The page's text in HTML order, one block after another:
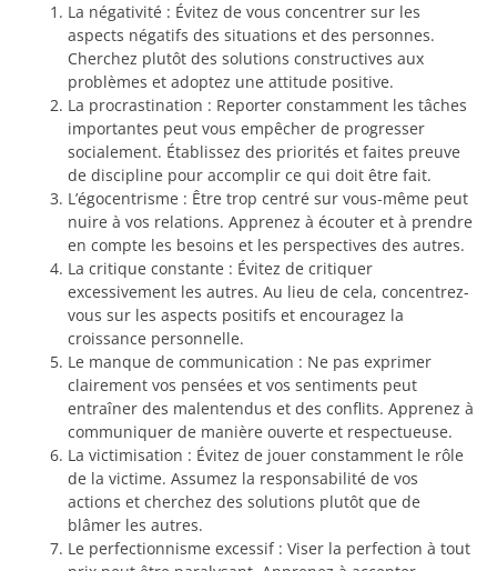
La négativité : Évitez de vous concentrer sur les
aspects négatifs des situations et des personnes.
Cherchez plutôt des solutions constructives aux
problèmes et adoptez une attitude positive.
La procrastination : Reporter constamment les tâches
importantes peut vous empêcher de progresser
socialement. Établissez des priorités et faites preuve
de discipline pour accomplir ce qui doit être fait.
L’égocentrisme : Être trop centré sur vous-même peut
nuire à vos relations. Apprenez à écouter et à prendre
en compte les besoins et les perspectives des autres.
La critique constante : Évitez de critiquer
excessivement les autres. Au lieu de cela, concentrez-
vous sur les aspects positifs et encouragez la
croissance personnelle.
Le manque de communication : Ne pas exprimer
clairement vos pensées et vos sentiments peut
entraîner des malentendus et des conflits. Apprenez à
communiquer de manière ouverte et respectueuse.
La victimisation : Évitez de jouer constamment le rôle
de la victime. Assumez la responsabilité de vos
actions et cherchez des solutions plutôt que de
blâmer les autres.
Le perfectionnisme excessif : Viser la perfection à tout